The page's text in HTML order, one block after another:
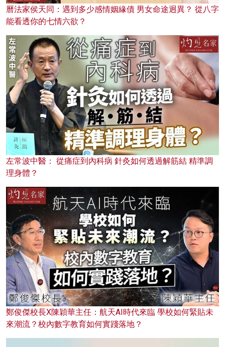
曆法家侯天同：遇到多少感情姻緣債 男女命途迥異？ 從八字
能看透你的七情六欲？
左常波中醫： 從痛症到內科病 針灸如何透過解筋結 精準調
理身體？
鄭俊傑校長X陳穎華主任：航天AI時代來臨 學校如何緊貼未
來潮流？校內數字教育如何實踐落地？